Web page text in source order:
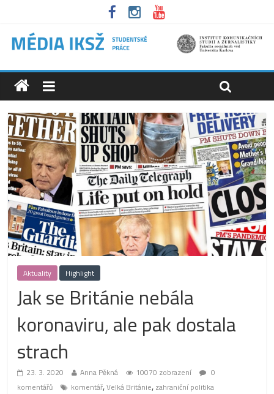
Aktuality Highlight
Jak se Británie nebála
koronaviru, ale pak dostala
strach
23. 3. 2020 Anna Pěkná 10070 zobrazení
0
komentářů
komentář,Velká Británie, zahraniční politika